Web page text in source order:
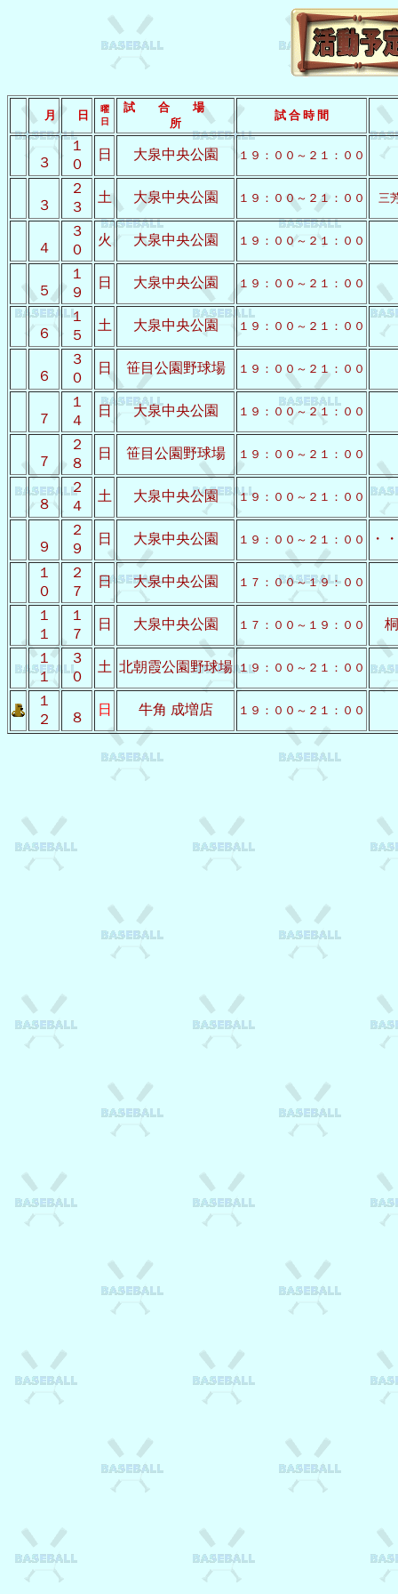
月 日
曜
日
試 合 場
所
試 合 時 間
３
１
０
日 大泉中央公園 １９：００～２１：００
３
２
３
土 大泉中央公園 １９：００～２１：００ 三
４
３
０
火 大泉中央公園 １９：００～２１：００
５
１
９
日 大泉中央公園 １９：００～２１：００
６
１
５
土 大泉中央公園 １９：００～２１：００
６
３
０
日 笹目公園野球場 １９：００～２１：００
７
１
４
日 大泉中央公園 １９：００～２１：００
７
２
８
日 笹目公園野球場 １９：００～２１：００
８
２
４
土 大泉中央公園 １９：００～２１：００
９
２
９
日 大泉中央公園 １９：００～２１：００ ・
１
０
２
７
日 大泉中央公園 １７：００～１９：００
１
１
１
７
日 大泉中央公園 １７：００～１９：００
１
１
３
０
土 北朝霞公園野球場 １９：００～２１：００
１
２
８
日 牛角 成増店 １９：００～２１：００